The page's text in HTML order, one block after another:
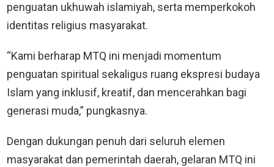
penguatan ukhuwah islamiyah, serta memperkokoh
identitas religius masyarakat.
“Kami berharap MTQ ini menjadi momentum
penguatan spiritual sekaligus ruang ekspresi budaya
Islam yang inklusif, kreatif, dan mencerahkan bagi
generasi muda,” pungkasnya.
Dengan dukungan penuh dari seluruh elemen
masyarakat dan pemerintah daerah, gelaran MTQ ini